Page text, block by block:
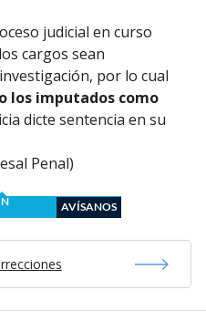
Penal)
AVÍSANOS